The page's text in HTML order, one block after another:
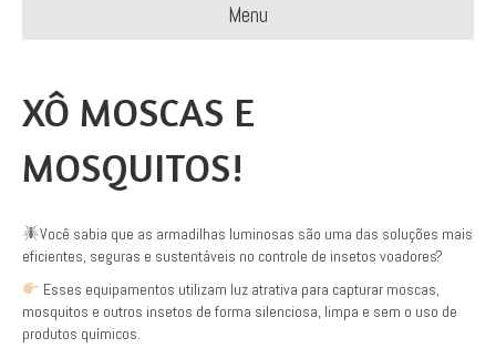
Menu
XÔ MOSCAS E
MOSQUITOS!
Você sabia que as armadilhas luminosas são uma das soluções mais
eficientes, seguras e sustentáveis no controle de insetos voadores?
Esses equipamentos utilizam luz atrativa para capturar moscas,
mosquitos e outros insetos de forma silenciosa, limpa e sem o uso de
produtos químicos.